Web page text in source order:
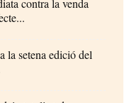
contra la venda
la setena edició del